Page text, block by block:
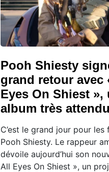
Pooh Shiesty
grand retour avec
Eyes On Shiest »,
album très attendu
C’est le grand jour pour les
Pooh Shiesty. Le rappeur
dévoile aujourd’hui son
All Eyes On Shiest », un